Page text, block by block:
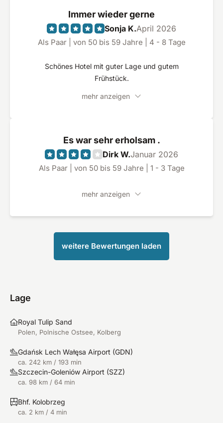
Immer wieder gerne
Sonja K.April 2026
Als Paar | von 50 bis 59 Jahre | 4 - 8 Tage
Schönes Hotel mit guter Lage und gutem
Frühstück.
mehr anzeigen
Es war sehr erholsam .
Dirk W.Januar 2026
Als Paar | von 50 bis 59 Jahre | 1 - 3 Tage
mehr anzeigen
weitere Bewertungen laden
Lage
Royal Tulip Sand
Polen, Polnische Ostsee, Kolberg
Gdańsk Lech Wałęsa Airport (GDN)
ca. 242 km / 193 min
Szczecin-Goleniów Airport (SZZ)
ca. 98 km / 64 min
Bhf. Kolobrzeg
ca. 2 km / 4 min